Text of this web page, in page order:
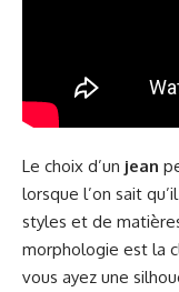
Le choix d’un jean
lorsque l’on sait
styles et de
morphologie est la
vous ayez une